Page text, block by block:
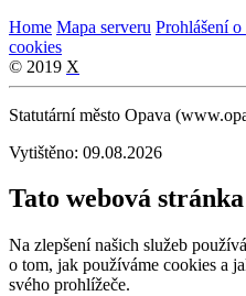
Home Mapa serveru Prohlášení
cookies
© 2019 X
Statutární město Opava
Vytištěno: 09.08.2026
Tato webová
Na zlepšení našich služeb
o tom, jak používáme cookies a
svého prohlížeče.